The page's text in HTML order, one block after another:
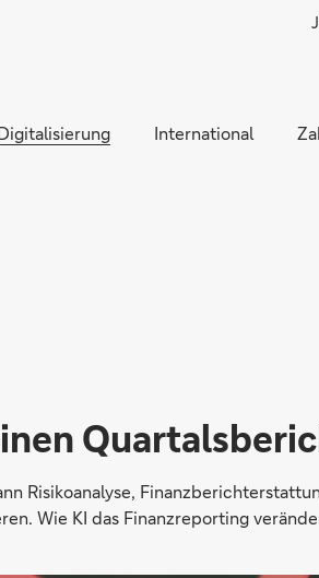
(Enter drücken)International
Risikoanalyse,
Wie KI das Finanzreporting